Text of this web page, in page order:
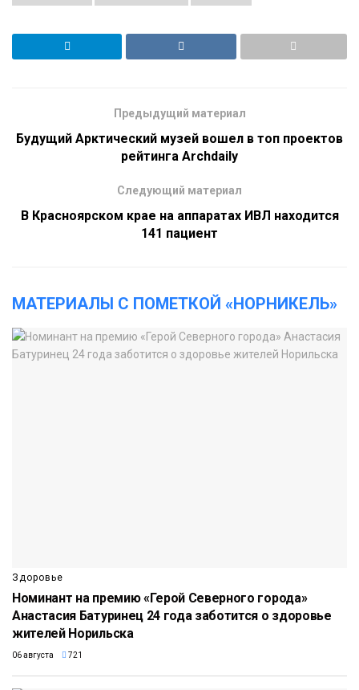
Предыдущий материал
Будущий Арктический музей вошел в топ проектов
рейтинга Archdaily
Следующий материал
В Красноярском крае на аппаратах ИВЛ находится
141 пациент
МАТЕРИАЛЫ С ПОМЕТКОЙ «НОРНИКЕЛЬ»
Здоровье
Номинант на премию «Герой Северного города»
Анастасия Батуринец 24 года заботится о здоровье
жителей Норильска
06 августа 721